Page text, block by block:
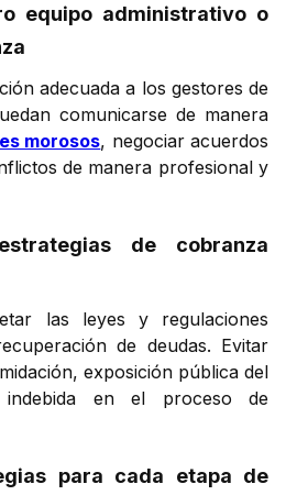
equipo administrativo o
adecuada a los gestores de
comunicarse de manera
morosos, negociar acuerdos
de manera profesional y
de cobranza
las leyes y regulaciones
de deudas. Evitar
exposición pública del
en el proceso de
para cada etapa de